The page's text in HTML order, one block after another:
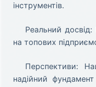
інструментів.
Реальний
на топових
Перспективи:
надійний